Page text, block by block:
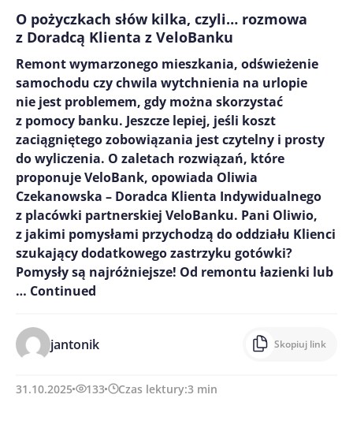
O pożyczkach słów kilka, czyli… rozmowa
z Doradcą Klienta z VeloBanku
Remont wymarzonego mieszkania, odświeżenie
samochodu czy chwila wytchnienia na urlopie
nie jest problemem, gdy można skorzystać
z pomocy banku. Jeszcze lepiej, jeśli koszt
zaciągniętego zobowiązania jest czytelny i prosty
do wyliczenia. O zaletach rozwiązań, które
proponuje VeloBank, opowiada Oliwia
Czekanowska – Doradca Klienta Indywidualnego
z placówki partnerskiej VeloBanku. Pani Oliwio,
z jakimi pomysłami przychodzą do oddziału Klienci
szukający dodatkowego zastrzyku gotówki?
Pomysły są najróżniejsze! Od remontu łazienki lub
… Continued
jantonik Skopiuj link
31.10.2025 133 Czas lektury:3 min